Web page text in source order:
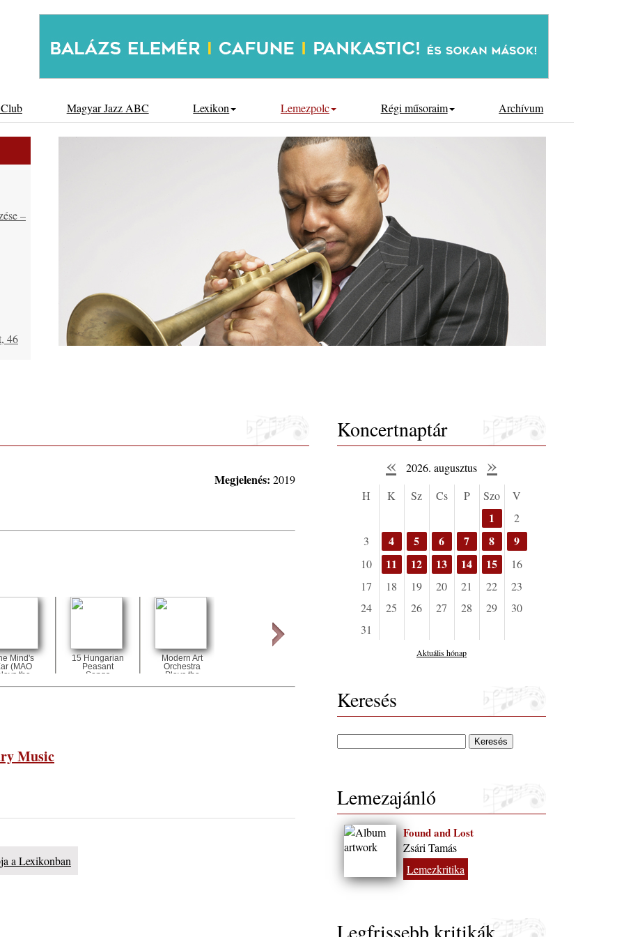
Magyar Jazz ABC Lexikon Lemezpolc Régi műsoraim Archívum
–
46
2026.
Megjelenés: 2019
Mind's
(MAO
the
15 Hungarian
Peasant
Songs
Modern Art
Orchestra
Plays the
Music à la
Music
a Lexikonban
Koncertnaptár
« 2026. augusztus »
H K Sz Cs P Szo V
1
2
3
4 5 6 7 8 9
10 11 12 13 14 15
16
17
18 19 20 21 22
23
24
25 26 27 28 29
30
31
Aktuális hónap
Keresés
Lemezajánló
Found and Lost
Zsári Tamás
Lemezkritika
Legfrissebb kritikák